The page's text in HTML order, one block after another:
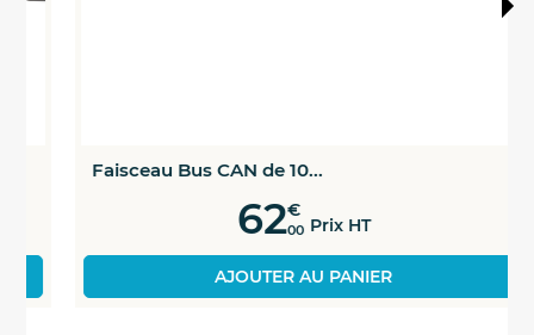
Faisceau Bus CAN de 10...
62€
00 Prix HT
AJOUTER AU PANIER